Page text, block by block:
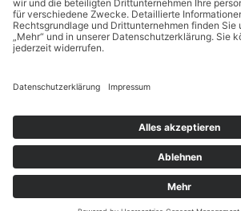
Datenschutzerklärung
Teilnahmebedingungen
Kontakt
Copyright © 2017-2026 Gemeinde